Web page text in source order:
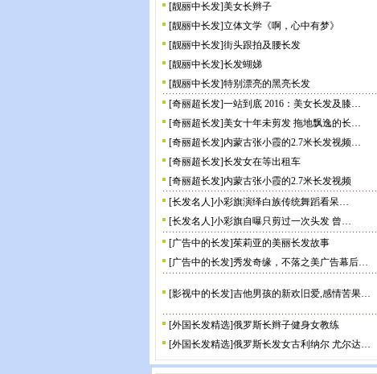
[靓丽中长发]美女长辫子
[靓丽中长发]立体文学《啊，心中有梦》
[靓丽中长发]街头跟拍及腰长发
[靓丽中长发]长发蝴娣
[靓丽中长发]特别漂亮的黑亮长发
[奇丽超长发]一站到底 2016：美女长发及膝…
[奇丽超长发]美女十年未剪发 拖地飘逸的长…
[奇丽超长发]内蒙古张小霞的2.7米长发视频…
[奇丽超长发]长发女在等出租车
[奇丽超长发]内蒙古张小霞的2.7米长发视频
[长发名人]小彩旗演绎白族传统舞蹈看呆…
[长发名人]小彩旗自曝只剪过一次头发 曾…
[广告中的长发]茱莉亚的美丽长发故事
[广告中的长发]秀发奇缘，不落之美广告幕后…
[影视中的长发]吉他男孩的新欢旧爱,感情苦果…
[外国长发精选]俄罗斯长辫子健身女教练
[外国长发精选]俄罗斯长发女古利纳尔 尤尔达…